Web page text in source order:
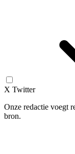
X Twitter
Onze redactie voegt
bron.